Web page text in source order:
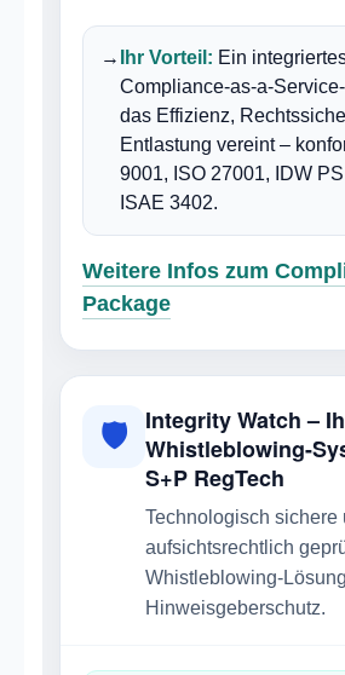
→ Ihr Vorteil: Ein
Compliance-as-a-
das Effizienz,
Entlastung vereint –
9001, ISO 27001, IDW
ISAE 3402.
Weitere Infos zum
Package
🛡
Integrity Watch –
Whistleblowing-
S+P RegTech
Technologisch sichere
aufsichtsrechtlich
Whistleblowing-
Hinweisgeberschutz.